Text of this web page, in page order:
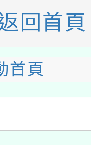
及節水達
福系列
地景藝術
度第2次
告(無人
行動站研
年度閱讀
業研習
工智慧
師名單
回首頁
首頁